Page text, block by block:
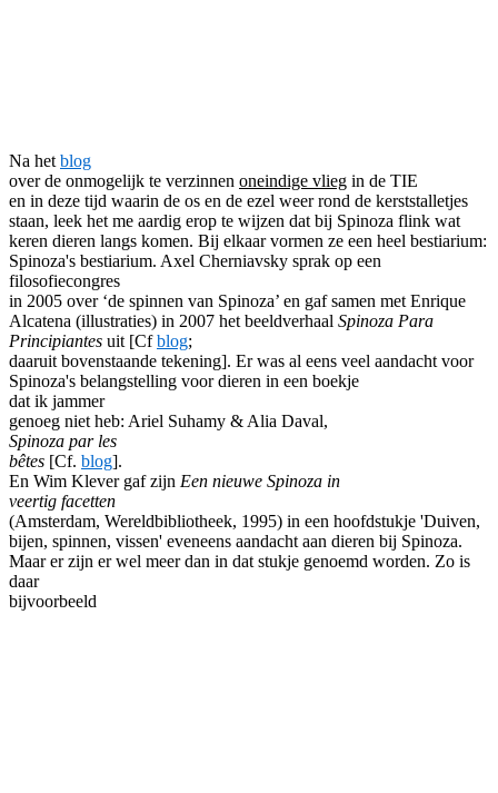
Na het blog
over de onmogelijk te verzinnen oneindige vlieg in de TIE
en in deze tijd waarin de os en de ezel weer rond de kerststalletjes
staan, leek het me aardig erop te wijzen dat bij Spinoza flink wat
keren dieren langs komen. Bij elkaar vormen ze een heel bestiarium:
Spinoza's bestiarium. Axel Cherniavsky sprak op een
filosofiecongres
in 2005 over ‘de spinnen van Spinoza’ en gaf samen met Enrique
Alcatena (illustraties) in 2007 het beeldverhaal Spinoza Para
Principiantes uit [Cfblog;
daaruit bovenstaande tekening]. Er was al eens veel aandacht voor
Spinoza's belangstelling voor dieren in een boekje
dat ik jammer
genoeg niet heb: Ariel Suhamy & Alia Daval,
Spinoza par les
bêtes [Cf. blog].
En Wim Klever gaf zijn Een nieuwe Spinoza in
veertig facetten
(Amsterdam, Wereldbibliotheek, 1995) in een hoofdstukje 'Duiven,
bijen, spinnen, vissen' eveneens aandacht aan dieren bij Spinoza.
Maar er zijn er wel meer dan in dat stukje genoemd worden. Zo is
daar
bijvoorbeeld